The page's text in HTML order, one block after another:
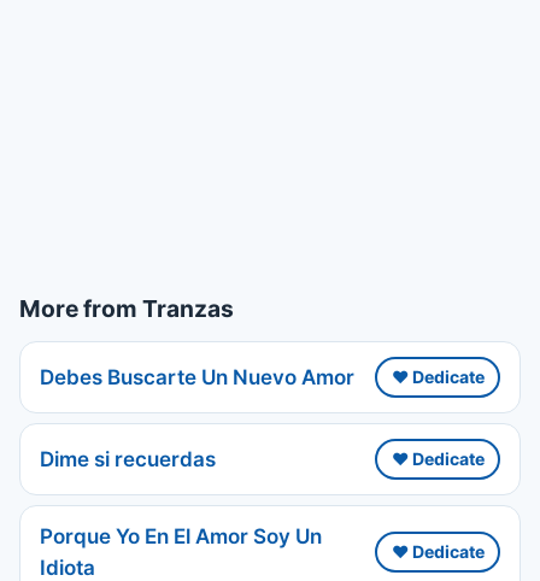
More from Tranzas
Debes Buscarte Un Nuevo Amor ❤️ Dedicate
Dime si recuerdas ❤️ Dedicate
Porque Yo En El Amor Soy Un
Idiota
❤️ Dedicate